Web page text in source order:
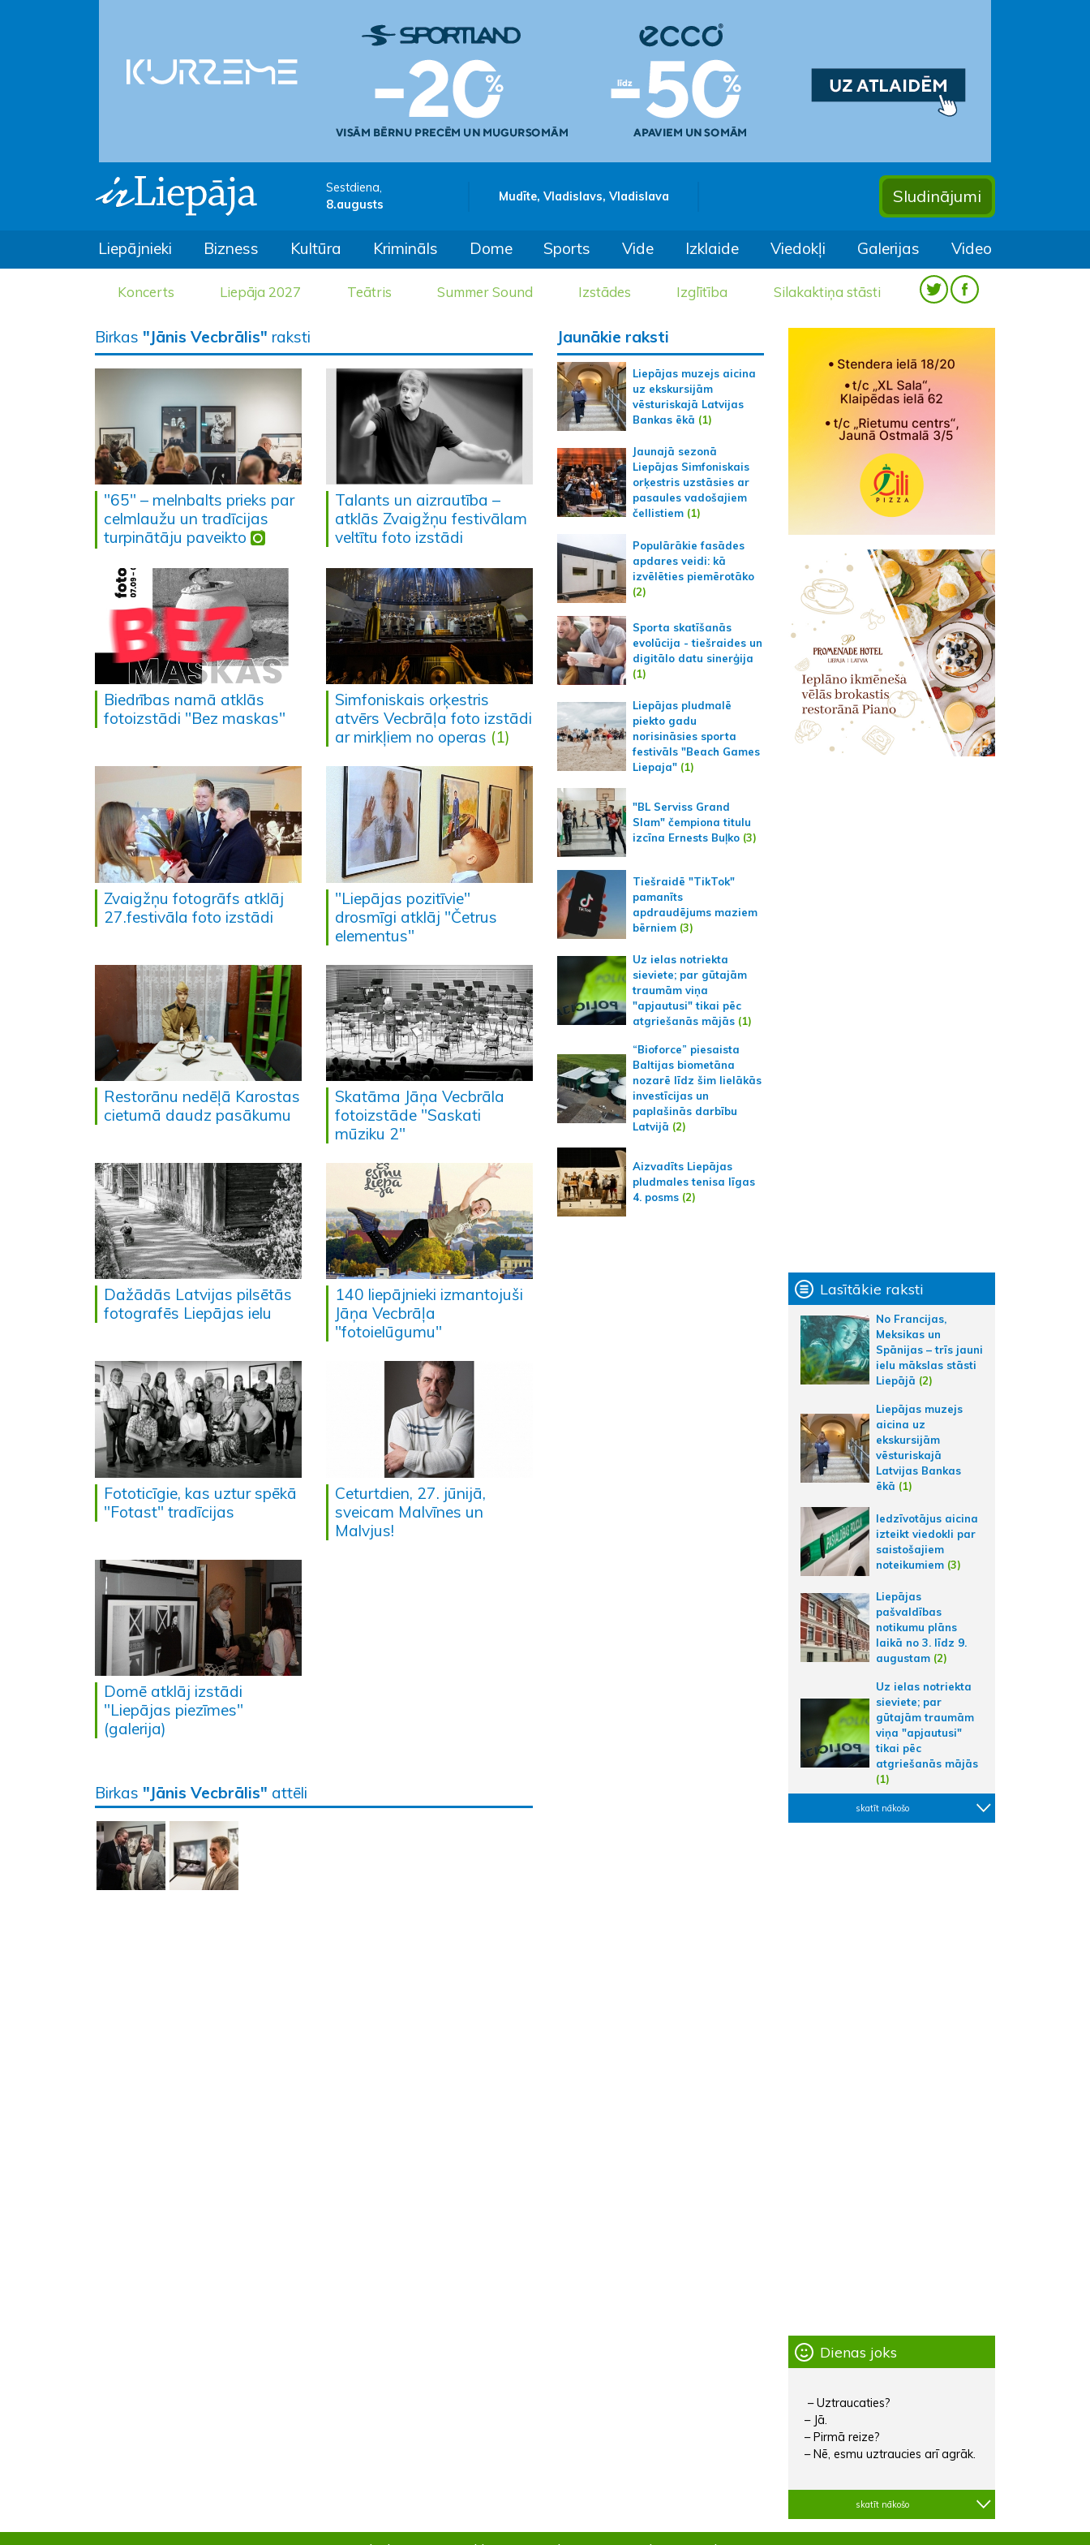
Sestdiena,
8.augusts
Mudīte, Vladislavs, Vladislava Sludinājumi
Liepājnieki Bizness Kultūra Krimināls Dome Sports Vide Izklaide Viedokļi Galerijas Video
Koncerts Liepāja 2027 Teātris Summer Sound Izstādes Izglītība Silakaktiņa stāsti
Birkas "Jānis Vecbrālis" raksti
"65" – melnbalts prieks par
celmlaužu un tradīcijas
turpinātāju paveikto
Talants un aizrautība –
atklās Zvaigžņu festivālam
veltītu foto izstādi
Biedrības namā atklās
fotoizstādi "Bez maskas"
Simfoniskais orķestris
atvērs Vecbrāļa foto izstādi
ar mirkļiem no operas (1)
Zvaigžņu fotogrāfs atklāj
27.festivāla foto izstādi
"Liepājas pozitīvie"
drosmīgi atklāj "Četrus
elementus"
Restorānu nedēļā Karostas
cietumā daudz pasākumu
Skatāma Jāņa Vecbrāla
fotoizstāde "Saskati
mūziku 2"
Dažādās Latvijas pilsētās
fotografēs Liepājas ielu
140 liepājnieki izmantojuši
Jāņa Vecbrāļa
"fotoielūgumu"
Fototicīgie, kas uztur spēkā
"Fotast" tradīcijas
Ceturtdien, 27. jūnijā,
sveicam Malvīnes un
Malvjus!
Domē atklāj izstādi
"Liepājas piezīmes"
(galerija)
Birkas "Jānis Vecbrālis" attēli
Jaunākie raksti
Liepājas muzejs aicina
uz ekskursijām
vēsturiskajā Latvijas
Bankas ēkā (1)
Jaunajā sezonā
Liepājas Simfoniskais
orķestris uzstāsies ar
pasaules vadošajiem
čellistiem (1)
Populārākie fasādes
apdares veidi: kā
izvēlēties piemērotāko
(2)
Sporta skatīšanās
evolūcija - tiešraides un
digitālo datu sinerģija
(1)
Liepājas pludmalē
piekto gadu
norisināsies sporta
festivāls "Beach Games
Liepaja" (1)
"BL Serviss Grand
Slam" čempiona titulu
izcīna Ernests Buļko (3)
Tiešraidē "TikTok"
pamanīts
apdraudējums maziem
bērniem (3)
Uz ielas notriekta
sieviete; par gūtajām
traumām viņa
"apjautusi" tikai pēc
atgriešanās mājās (1)
“Bioforce” piesaista
Baltijas biometāna
nozarē līdz šim lielākās
investīcijas un
paplašinās darbību
Latvijā (2)
Aizvadīts Liepājas
pludmales tenisa līgas
4. posms (2)
Lasītākie raksti
No Francijas,
Meksikas un
Spānijas – trīs jauni
ielu mākslas stāsti
Liepājā (2)
Liepājas muzejs
aicina uz
ekskursijām
vēsturiskajā
Latvijas Bankas
ēkā (1)
Iedzīvotājus aicina
izteikt viedokli par
saistošajiem
noteikumiem (3)
Liepājas
pašvaldības
notikumu plāns
laikā no 3. līdz 9.
augustam (2)
Uz ielas notriekta
sieviete; par
gūtajām traumām
viņa "apjautusi"
tikai pēc
atgriešanās mājās
(1)
skatīt nākošo
Dienas joks
– Uztraucaties?
– Jā.
– Pirmā reize?
– Nē, esmu uztraucies arī agrāk.
skatīt nākošo